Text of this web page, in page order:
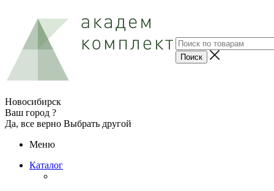
Новосибирск
Ваш город ?
Да, все верно Выбрать другой
Меню
Каталог